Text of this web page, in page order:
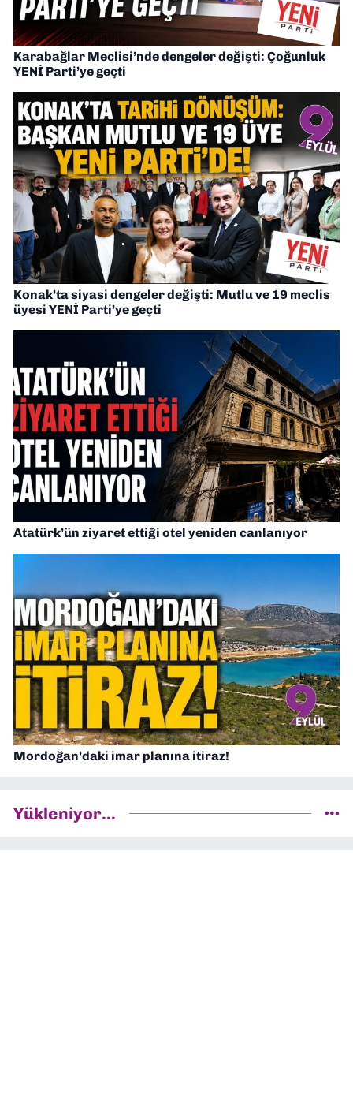
Karabağlar Meclisi’nde dengeler değişti: Çoğunluk
YENİ Parti’ye geçti
Konak’ta siyasi dengeler değişti: Mutlu ve 19 meclis
üyesi YENİ Parti’ye geçti
Atatürk’ün ziyaret ettiği otel yeniden canlanıyor
Mordoğan’daki imar planına itiraz!
Yükleniyor...